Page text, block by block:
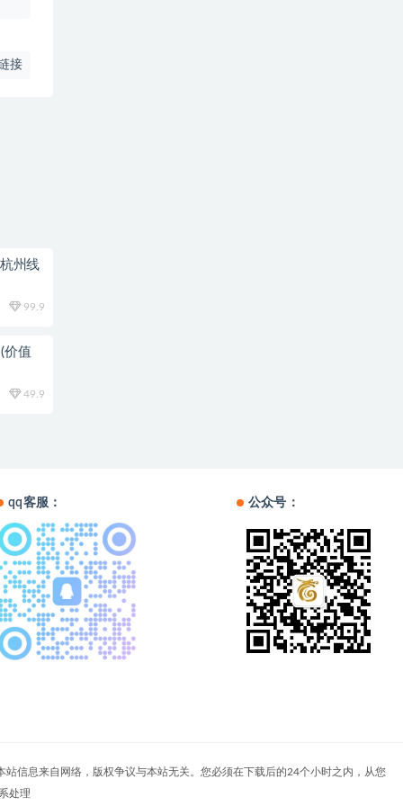
接
州线
99.9
价值
49.9
qq客服： 公众号：
信息来自网络，版权争议与本站无关。您必须在下载后的24个小时之内，从您
处理